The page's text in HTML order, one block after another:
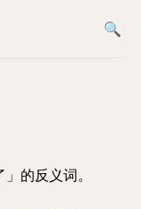
的反义词。